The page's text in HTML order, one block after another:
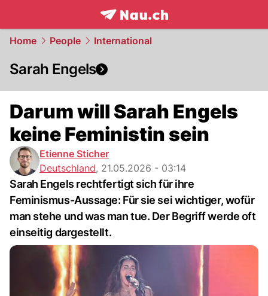
frontpage.NAU.ch
Home People International
Sarah Engels
Darum will Sarah Engels
keine Feministin sein
Etienne Sticher
Deutschland, 21.05.2026 - 03:14
Sarah Engels rechtfertigt sich für ihre
Feminismus-Aussage: Für sie sei wichtiger, wofür
man stehe und was man tue. Der Begriff werde oft
einseitig dargestellt.